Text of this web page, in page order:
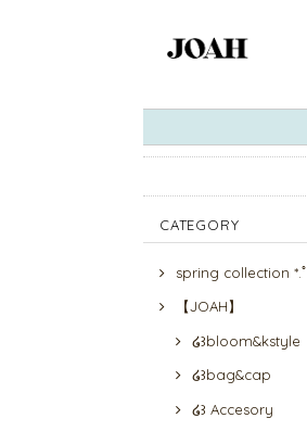
CATEGORY
spring collection *.ﾟ
【JOAH】
໒꒱bloom&kstyle
໒꒱bag&cap
໒꒱ Accesory